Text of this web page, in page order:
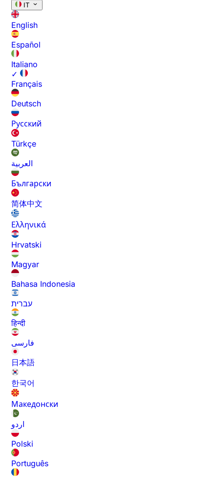
IT
English
Español
Italiano
✓
Français
Deutsch
Русский
Türkçe
العربية
Български
简体中文
Ελληνικά
Hrvatski
Magyar
Bahasa Indonesia
עברית
हिन्दी
فارسی
日本語
한국어
Македонски
اردو
Polski
Português